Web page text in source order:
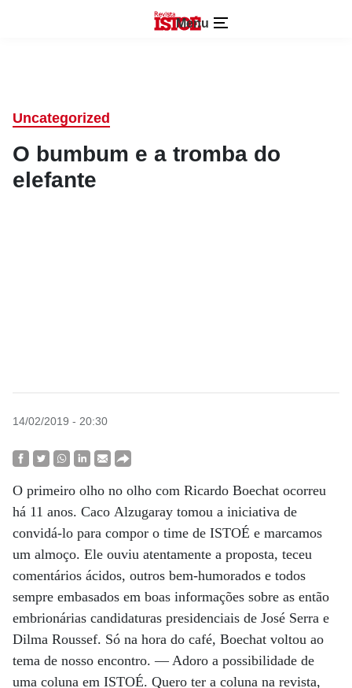
Menu
Uncategorized
O bumbum e a tromba do
elefante
14/02/2019 - 20:30
O primeiro olho no olho com Ricardo Boechat ocorreu
há 11 anos. Caco Alzugaray tomou a iniciativa de
convidá-lo para compor o time de ISTOÉ e marcamos
um almoço. Ele ouviu atentamente a proposta, teceu
comentários ácidos, outros bem-humorados e todos
sempre embasados em boas informações sobre as então
embrionárias candidaturas presidenciais de José Serra e
Dilma Roussef. Só na hora do café, Boechat voltou ao
tema de nosso encontro.— Adoro a possibilidade de
uma coluna em ISTOÉ. Quero ter a coluna na revista,